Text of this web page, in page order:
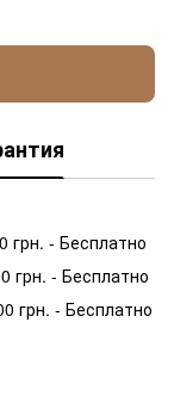
грн. - Бесплатно
грн. - Бесплатно
грн. - Бесплатно